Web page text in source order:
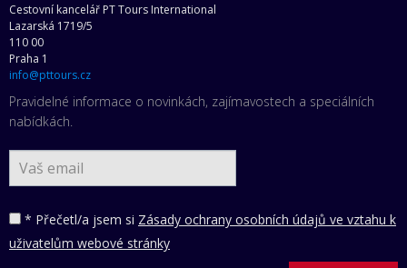
Cestovní kancelář PT Tours International
Lazarská 1719/5
110 00
Praha 1
info@pttours.cz
Pravidelné informace o novinkách, zajímavostech a speciálních
nabídkách.
* Přečetl/a jsem si Zásady ochrany osobních údajů ve vztahu k
uživatelům webové stránky